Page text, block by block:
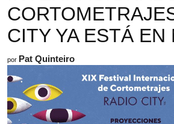
CITY YA ESTÁ EN
por Pat Quinteiro